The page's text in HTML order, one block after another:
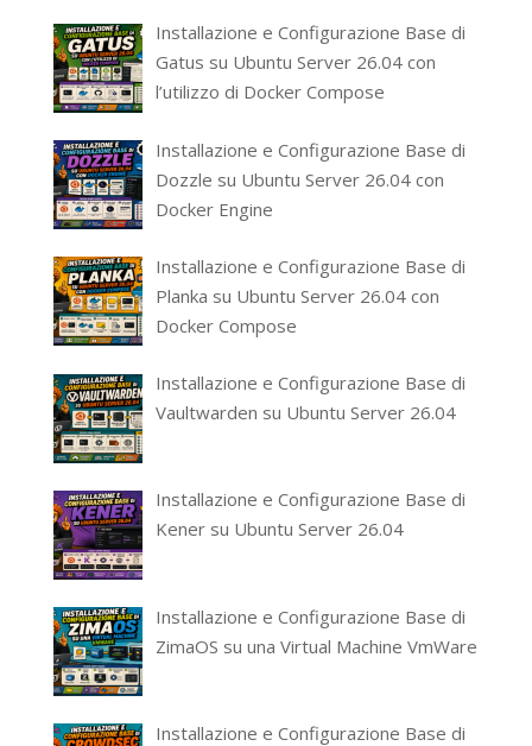
Installazione e Configurazione Base di
Gatus su Ubuntu Server 26.04 con
l’utilizzo di Docker Compose
Installazione e Configurazione Base di
Dozzle su Ubuntu Server 26.04 con
Docker Engine
Installazione e Configurazione Base di
Planka su Ubuntu Server 26.04 con
Docker Compose
Installazione e Configurazione Base di
Vaultwarden su Ubuntu Server 26.04
Installazione e Configurazione Base di
Kener su Ubuntu Server 26.04
Installazione e Configurazione Base di
ZimaOS su una Virtual Machine VmWare
Installazione e Configurazione Base di